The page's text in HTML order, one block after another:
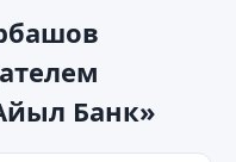
Банк»